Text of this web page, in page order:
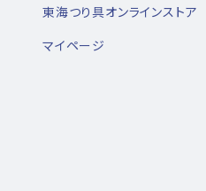
東海つり具オンラインストア
マイページ